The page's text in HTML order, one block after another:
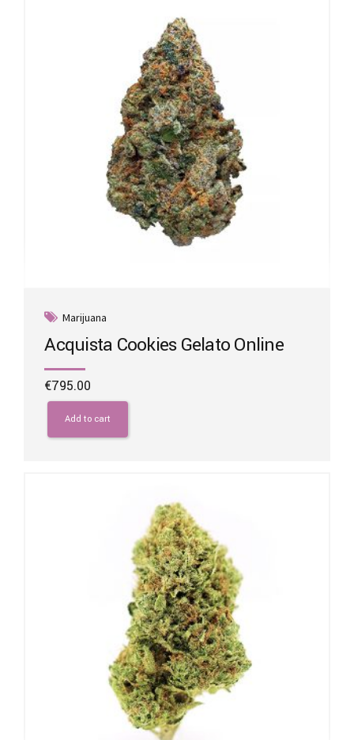
Marijuana
Acquista Cookies Gelato Online
€795.00
Add to cart